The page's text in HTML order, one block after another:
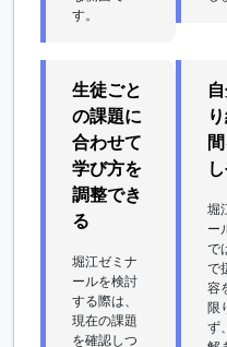
す。
生徒ごと
の課題に
合わせて
学び方を
調整でき
る
堀江ゼミナ
ールを検討
する際は、
現在の課題
を確認しつ
堀
ー
で
で
容
限
ず